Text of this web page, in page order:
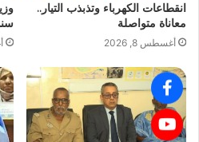
انقطاعات الكهرباء وتذبذب التيار..
معاناة متواصلة
أغسطس 8, 2026